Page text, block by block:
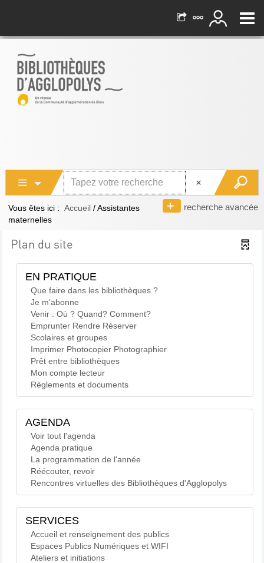
recherche avancée
Vous êtes ici : Accueil /Assistantes
maternelles
Plan du site
EN PRATIQUE
Que faire dans les bibliothèques ?
Je m'abonne
Venir : Où ? Quand? Comment?
Emprunter Rendre Réserver
Scolaires et groupes
Imprimer Photocopier Photographier
Prêt entre bibliothèques
Mon compte lecteur
Règlements et documents
AGENDA
Voir tout l'agenda
Agenda pratique
La programmation de l'année
Réécouter, revoir
Rencontres virtuelles des Bibliothèques d'Agglopolys
SERVICES
Accueil et renseignement des publics
Espaces Publics Numériques et WIFI
Ateliers et initiations